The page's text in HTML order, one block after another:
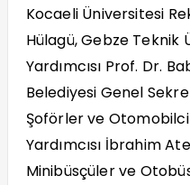
Kocaeli Üniversitesi
Hülagü, Gebze Teknik
Yardımcısı Prof. Dr.
Belediyesi Genel
Şoförler ve
Yardımcısı İbrahim
Minibüsçüler ve